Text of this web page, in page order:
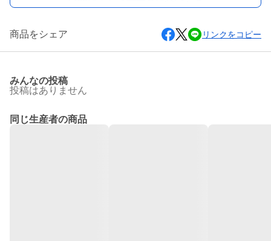
商品をシェア リンクをコピー
みんなの投稿
投稿はありません
同じ生産者の商品